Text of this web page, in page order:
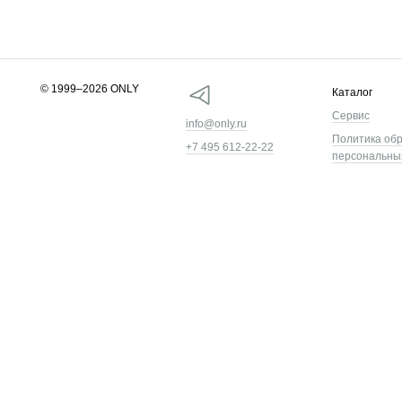
© 1999–2026 ONLY
info@only.ru
+7 495 612-22-22
Каталог
Сервис
Политика